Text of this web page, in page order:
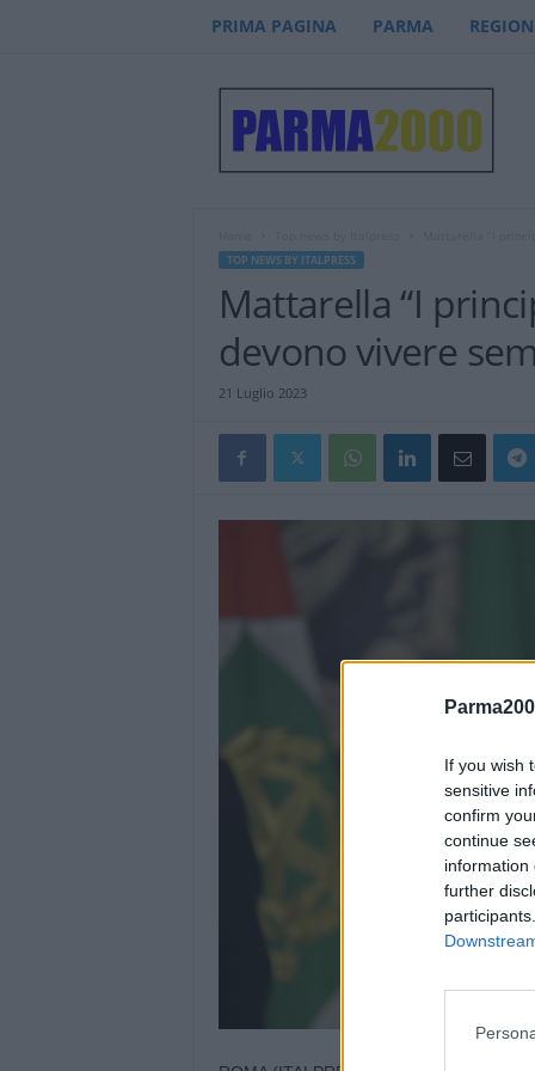
If you wish
sensitive
confirm
continue
information
further
PRIMA PAGINA PARMA
TOP NEWS BY ITALPRESS
Mattarella “I
devono vivere
21 Luglio 2023